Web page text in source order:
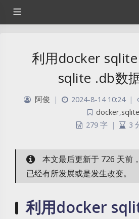
利用docker
sqlite .db数
阿俊 | 2024-8-14 10:24 |
docker,sqlite
279 字 | 3
本文最后更新于 726 天前
已经有所发展或是发生改变。
利用docker